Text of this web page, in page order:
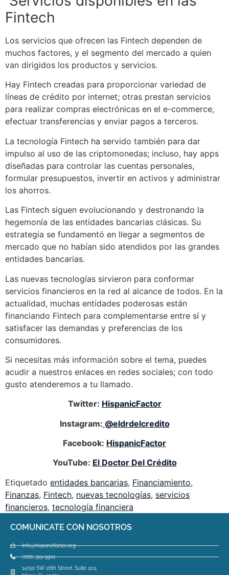
Fintech
Los servicios que ofrecen las Fintech dependen de
muchos factores, y el segmento del mercado a quien
van dirigidos los productos y servicios.
Hay Fintech creadas para proporcionar variedad de
líneas de crédito por internet; otras prestan servicios
para realizar compras electrónicas en el e-commerce,
efectuar transferencias y enviar pagos a terceros.
La tecnología Fintech ha servido también para dar
impulso al uso de las criptomonedas; incluso, hay apps
diseñadas para controlar las cuentas personales,
formular presupuestos, invertir en activos y administrar
los ahorros.
Las Fintech siguen evolucionando y destronando la
hegemonía de las entidades bancarias clásicas. Su
estrategia se fundamentó en llegar a segmentos de
mercado que no habían sido atendidos por las grandes
entidades bancarias.
Las nuevas tecnologías sirvieron para conformar
servicios financieros en la red al alcance de todos. En la
actualidad, muchas entidades poderosas están
financiando Fintech para complementarse entre sí y
satisfacer las demandas y preferencias de los
consumidores.
Si necesitas más información sobre el tema, puedes
acudir a nuestros enlaces en redes sociales; con todo
gusto atenderemos a tu llamado.
Twitter: HispanicFactor
Instagram: @eldrdelcredito
Facebook: HispanicFactor
YouTube: El Doctor Del Crédito
Etiquetado entidades bancarias, Financiamiento,
Finanzas, Fintech, nuevas tecnologías, servicios
financieros, tecnología financiera
COMUNICATE CON NOSOTROS
Info@hispanicfactor.org
(786) 313-3901
14750 SW 26th Street, Suite 203,